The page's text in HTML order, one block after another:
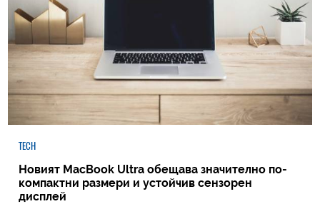
TECH
Новият MacBook Ultra обещава значително по-
компактни размери и устойчив сензорен
дисплей